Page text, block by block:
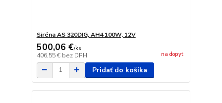
Siréna AS 320DIG, AH4 100W, 12V
500,06 €/ks
406,55 € bez DPH na dopyt
Pridať do košíka